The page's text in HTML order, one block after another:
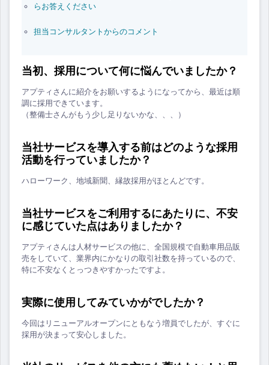
らお答えください
担当コンサルタントからのコメント
当初、採用について何に悩んでいましたか？
アプティさんに紹介をお願いするようになってから、最近は順
調に採用できています。
（整備士さんがもう少し足りないかな、、、）
当社サービスを導入する前はどのような採用
活動を行っていましたか？
ハローワーク、地域新聞、縁故採用がほとんどです。
当社サービスをご利用するにあたりに、不安
に感じていた点はありましたか？
アプティさんは人材サービスの他に、全国規模で自動車用品販
売をしていて、業界内にかなりの取引社数を持っているので、
特に不安なくとっつきやすかったですよ。
実際に使用してみていかがでしたか？
今回はリニューアルオープンにともなう増員でしたが、すぐに
採用が決まって安心しました。